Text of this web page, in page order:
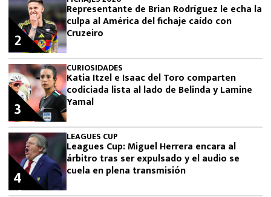
Representante de Brian Rodríguez le echa la
culpa al América del fichaje caído con
Cruzeiro
2
CURIOSIDADES
Katia Itzel e Isaac del Toro comparten
codiciada lista al lado de Belinda y Lamine
Yamal
3
LEAGUES CUP
Leagues Cup: Miguel Herrera encara al
árbitro tras ser expulsado y el audio se
cuela en plena transmisión
4